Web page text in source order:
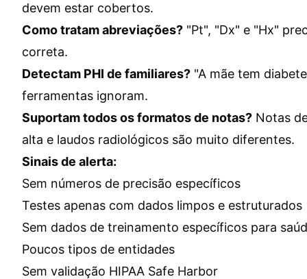
devem estar cobertos.
Como tratam abreviações? "Pt", "Dx" e "Hx"
correta.
Detectam PHI de familiares? "A mãe tem
ferramentas ignoram.
Suportam todos os formatos de notas? Notas
alta e laudos radiológicos são muito diferentes.
Sinais de alerta:
Sem números de precisão específicos
Testes apenas com dados limpos e estruturados
Sem dados de treinamento específicos para
Poucos tipos de entidades
Sem validação HIPAA Safe Harbor